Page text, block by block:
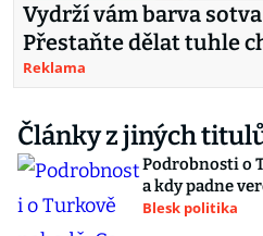
Vydrží vám barva
Přestaňte dělat tuhle
Reklama
Články z jiných
Podrobnosti o
a kdy padne
Blesk politika